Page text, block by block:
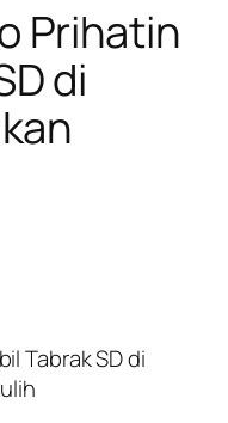
Prihatin
di
Tabrak SD di